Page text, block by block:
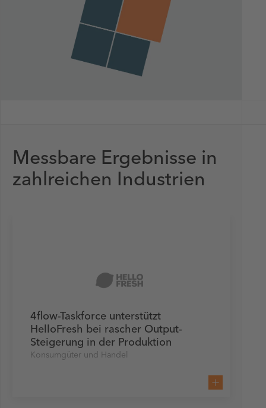
Messbare Ergebnisse in
zahlreichen Industrien
4flow-Taskforce unterstützt
HelloFresh bei rascher Output-
Steigerung in der Produktion
Konsumgüter und Handel